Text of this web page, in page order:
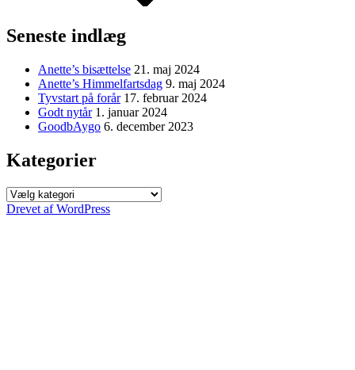
Seneste indlæg
Anette’s bisættelse 21. maj 2024
Anette’s Himmelfartsdag 9. maj 2024
Tyvstart på forår 17. februar 2024
Godt nytår 1. januar 2024
GoodbAygo 6. december 2023
Kategorier
Kategorier
Drevet af WordPress